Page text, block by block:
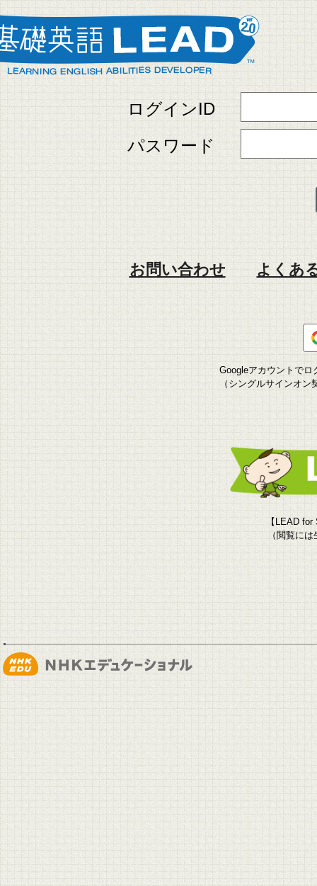
ログインID
パスワード
お問い合わせ よくあ
Googleアカウントでロ
（シングルサインオ
【LEAD
（閲覧に